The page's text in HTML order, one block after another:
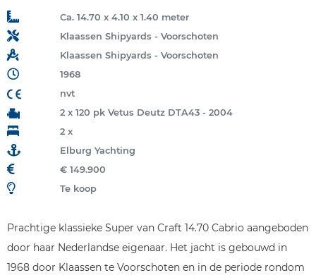
Ca. 14.70 x 4.10 x 1.40 meter
Klaassen Shipyards - Voorschoten
Klaassen Shipyards - Voorschoten
1968
nvt
2 x 120 pk Vetus Deutz DTA43 - 2004
2 x
Elburg Yachting
€ 149.900
Te koop
Prachtige klassieke Super van Craft 14.70 Cabrio aangeboden
door haar Nederlandse eigenaar. Het jacht is gebouwd in
1968 door Klaassen te Voorschoten en in de periode rondom